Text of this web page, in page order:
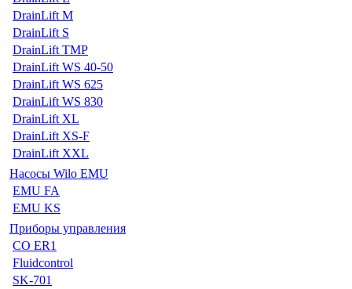
DrainLift M
DrainLift S
DrainLift TMP
DrainLift WS 40-50
DrainLift WS 625
DrainLift WS 830
DrainLift XL
DrainLift XS-F
DrainLift XXL
Насосы Wilo EMU
EMU FA
EMU KS
Приборы управления
CO ER1
Fluidcontrol
SK-701